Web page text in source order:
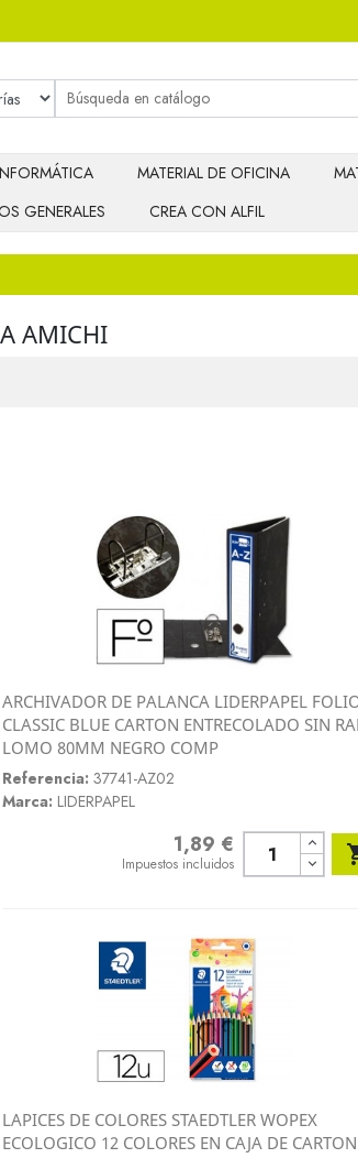
MATERIAL DE OFICINA
GENERALES CREA CON ALFIL
AMICHI
Vista rápida
ARCHIVADOR DE PALANCA LIDERPAPEL
CLASSIC BLUE CARTON ENTRECOLADO SIN
LOMO 80MM NEGRO COMP
Referencia: 37741-AZ02
Marca: LIDERPAPEL
1,89 €
Impuestos incluidos
Vista rápida
LAPICES DE COLORES STAEDTLER WOPEX
ECOLOGICO 12 COLORES EN CAJA DE CARTON